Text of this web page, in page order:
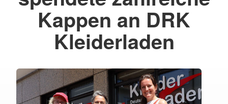
Kappen an DRK
Kleiderladen